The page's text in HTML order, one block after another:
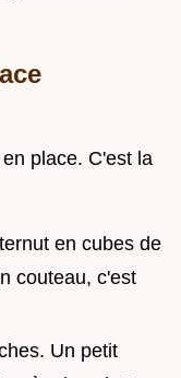
place. C'est la
en cubes de
couteau, c'est
Un petit